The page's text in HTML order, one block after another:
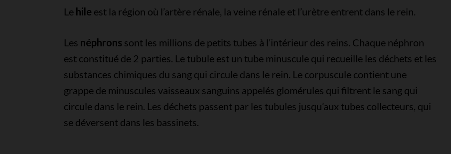
Le hile est la région où l’artère rénale, la veine rénale et l’urètre entrent dans le rein.
Les néphrons sont les millions de petits tubes à l’intérieur des reins. Chaque néphron
est constitué de 2 parties. Le tubule est un tube minuscule qui recueille les déchets et les
substances chimiques du sang qui circule dans le rein. Le corpuscule contient une
grappe de minuscules vaisseaux sanguins appelés glomérules qui filtrent le sang qui
circule dans le rein. Les déchets passent par les tubules jusqu’aux tubes collecteurs, qui
se déversent dans les bassinets.